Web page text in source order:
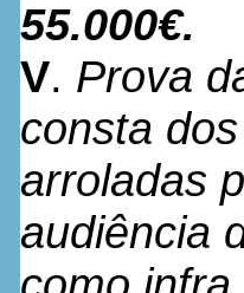
55.000€.
V. Prova
consta
arroladas
audiência